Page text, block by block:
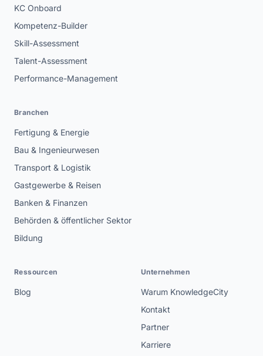
KC Onboard
Kompetenz-Builder
Skill-Assessment
Talent-Assessment
Performance-Management
Branchen
Fertigung & Energie
Bau & Ingenieurwesen
Transport & Logistik
Gastgewerbe & Reisen
Banken & Finanzen
Behörden & öffentlicher Sektor
Bildung
Ressourcen
Blog
Unternehmen
Warum KnowledgeCity
Kontakt
Partner
Karriere